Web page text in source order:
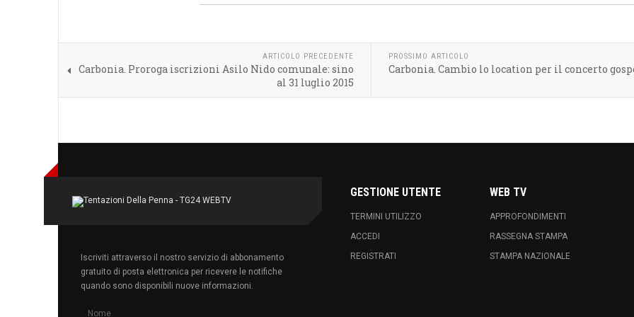
ARTICOLO PRECEDENTE
Carbonia. Proroga iscrizioni Asilo Nido comunale: sino
al 31 luglio 2015
PROSSIMO ARTICOLO
Carbonia. Cambio lo location per il concerto
Iscriviti attraverso il nostro servizio di abbonamento
gratuito di posta elettronica per ricevere le notifiche
quando sono disponibili nuove informazioni.
GESTIONE UTENTE
TERMINI UTILIZZO
ACCEDI
REGISTRATI
WEB TV
APPROFONDIMENTI
RASSEGNA STAMPA
STAMPA NAZIONALE